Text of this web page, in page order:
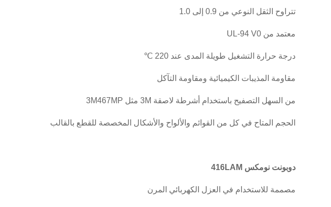
تتراوح الثقل النوعي من 0.9 إلى 1.0
معتمد من UL-94 V0
درجة حرارة التشغيل طويلة المدى عند 220 ℃
مقاومة المذيبات الكيميائية ومقاومة التآكل
من السهل التصفيح باستخدام أشرطة لاصقة 3M مثل 3M467MP
الحجم المتاح في كل من القوائم والألواح والأشكال المخصصة للقطع بالقالب
دوبونت نومكس 416LAM
مصممة للاستخدام في العزل الكهربائي المرن